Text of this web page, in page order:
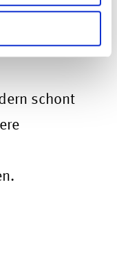
das hat
einen
schont